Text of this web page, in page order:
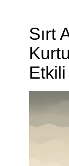
Sırt